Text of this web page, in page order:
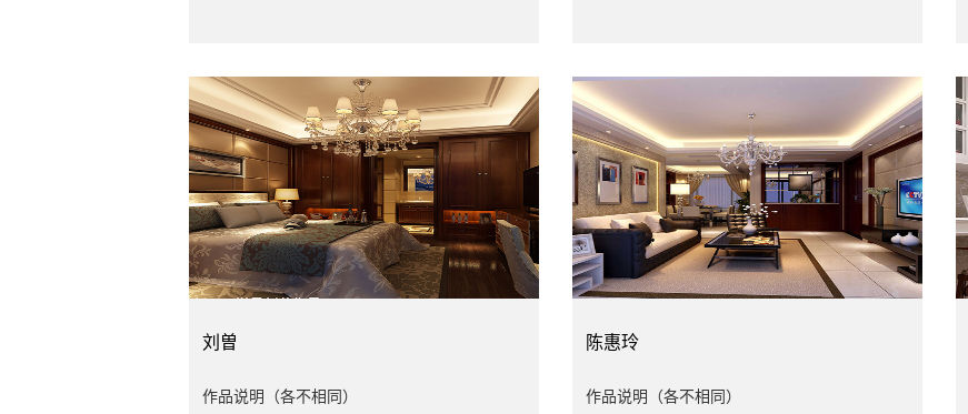
刘曽
作品说明（各不相同）
陈惠玲
作品说明（各不相同）